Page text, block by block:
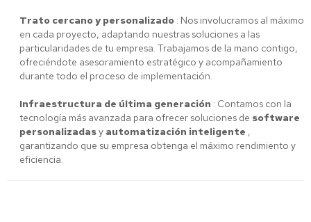
Trato cercano y personalizado : Nos involucramos al máximo
en cada proyecto, adaptando nuestras soluciones a las
particularidades de tu empresa. Trabajamos de la mano contigo,
ofreciéndote asesoramiento estratégico y acompañamiento
durante todo el proceso de implementación.
Infraestructura de última generación : Contamos con la
tecnología más avanzada para ofrecer soluciones de software
personalizadasy automatización inteligente ,
garantizando que su empresa obtenga el máximo rendimiento y
eficiencia.